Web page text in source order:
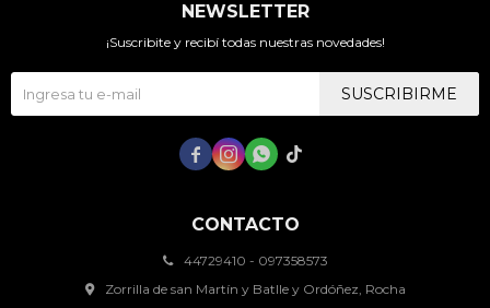
CONTACTO
44729410 - 097358573
Zorrilla de san Martín y Batlle y Ordóñez, Rocha
NEWSLETTER
¡Suscribite y recibí todas nuestras novedades!
SUSCRIBIRME
   